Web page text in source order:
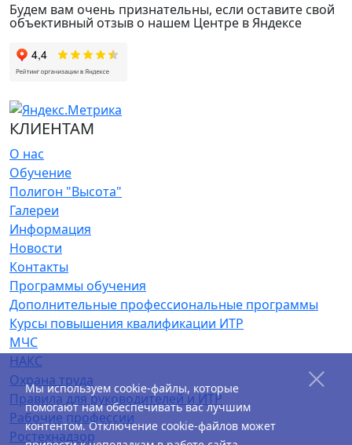
Будем вам очень признательны, если оставите свой
объективный отзыв о нашем Центре в Яндексе
КЛИЕНТАМ
О нас
Обучение
Полигон "Высота"
Галереи
Информация
Новости
Контакты
Программы обучения
Дополнительные профессиональные программы
Курсы повышения квалификации ИТР
МЧС
НАКС
Охрана труда
Правила для руководителей и ИТР
Рабочие профессии
Ростехнадзор
Мы используем cookie-файлы, которые
помогают нам обеспечивать вас лучшим
контентом. Отключение cookie-файлов может